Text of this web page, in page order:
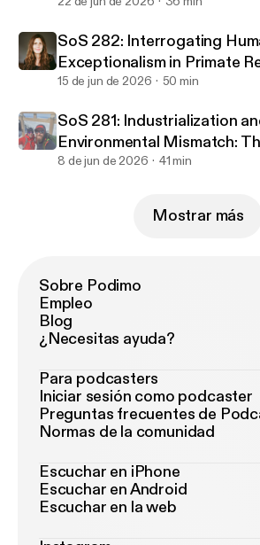
SoS 282: Interrogating
Exceptionalism in Primate
Christine Webb
15 de jun de 2026 50 min
SoS 281: Industrialization
Environmental Mismatch:
Returning to Nature with Dr.
8 de jun de 2026 41 min
Mostrar más
Sobre Podimo
Empleo
Blog
¿Necesitas ayuda?
Para podcasters
Iniciar sesión como podcaster
Preguntas frecuentes de
Normas de la comunidad
Escuchar en iPhone
Escuchar en Android
Escuchar en la web